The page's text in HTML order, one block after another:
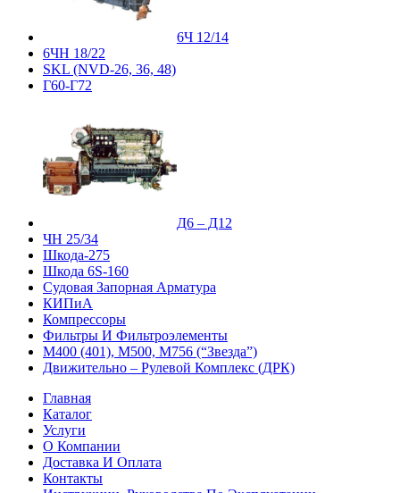
6Ч 12/14
6ЧН 18/22
SKL (NVD-26, 36, 48)
Г60-Г72
Д6 – Д12
ЧН 25/34
Шкода-275
Шкода 6S-160
Судовая Запорная Арматура
КИПиА
Компрессоры
Фильтры И Фильтроэлементы
М400 (401), М500, М756 (“Звезда”)
Движительно – Рулевой Комплекс (ДРК)
Главная
Каталог
Услуги
О Компании
Доставка И Оплата
Контакты